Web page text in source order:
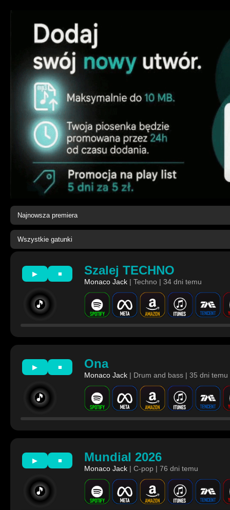
▶ ■
🎵
Szalej TECHNO
Monaco Jack | Techno | 34 dni temu
▶ ■
🎵
Ona
Monaco Jack | Drum and bass | 35 dni temu
▶ ■
🎵
Mundial 2026
Monaco Jack | C-pop | 76 dni temu